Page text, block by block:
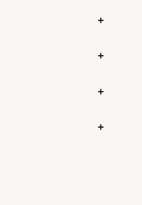
+
+
+
+